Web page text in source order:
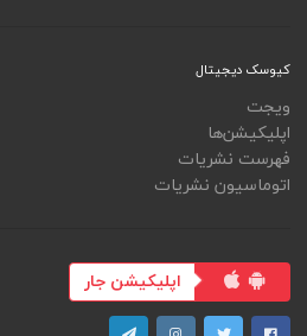
کیوسک دیجیتال
ویجت
اپلیکیشن‌ها
فهرست نشریات
اتوماسیون نشریات
اپلیکیشن جار